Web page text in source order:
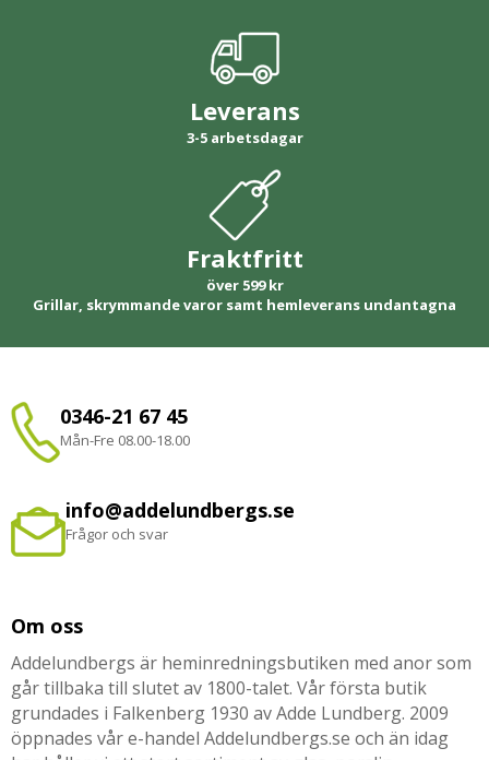
Leverans
3-5 arbetsdagar
Fraktfritt
över 599 kr
Grillar, skrymmande varor samt hemleverans undantagna
0346-21 67 45
Mån-Fre 08.00-18.00
info@addelundbergs.se
Frågor och svar
Om oss
Addelundbergs är heminredningsbutiken med anor som
går tillbaka till slutet av 1800-talet. Vår första butik
grundades i Falkenberg 1930 av Adde Lundberg. 2009
öppnades vår e-handel Addelundbergs.se och än idag